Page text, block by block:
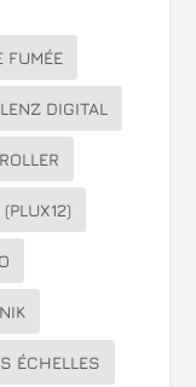
FUMÉE
LENZ DIGITAL
ÉCHELLES